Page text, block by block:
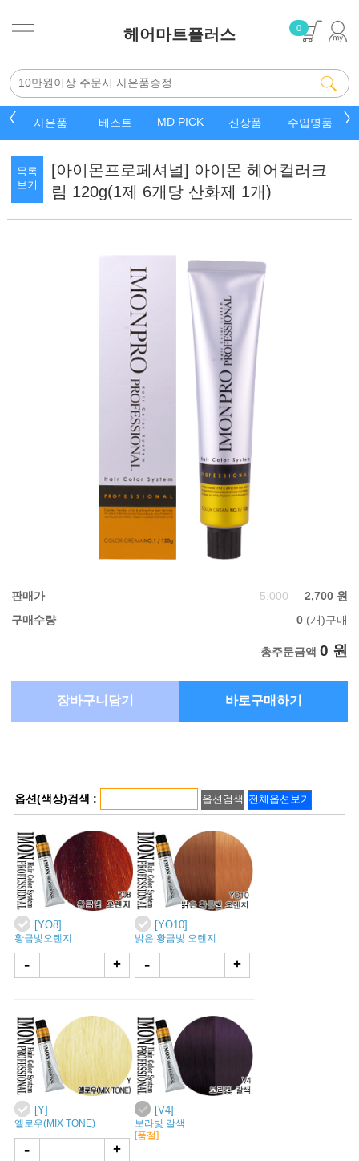
헤어마트플러스 0
베스트 MD PICK 신상품 수입명품 잡화핫템
목록
보기
[아이몬프로페셔널] 아이몬 헤어컬러크
림 120g(1제 6개당 산화제 1개)
판매가 5,000
2,700 원
구매수량
0(개)구매
총주문금액 0 원
장바구니담기 바로구매하기
옵션(색상)검색 :
[YO8]
황금빛오렌지
- +
[YO10]
밝은 황금빛 오렌지
- +
[Y]
옐로우(MIX TONE)
- +
[V4]
보라빛 갈색
[품절]